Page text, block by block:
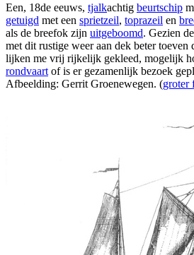
Een, 18de eeuws, tjalkachtig beurtschip
getuigd met een sprietzeil, toprazeil en
als de breefok zijn uitgeboomd. Gezien
met dit rustige weer aan dek beter toeven
lijken me vrij rijkelijk gekleed, mogelijk
rondvaart of is er gezamenlijk bezoek
Afbeelding: Gerrit Groenewegen. (groter